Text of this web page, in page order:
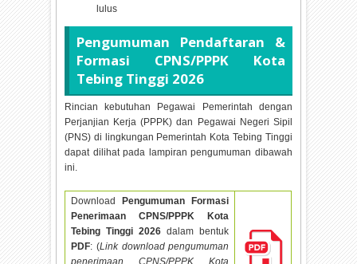
lulus
Pengumuman Pendaftaran &
Formasi CPNS/PPPK Kota
Tebing Tinggi 2026
Rincian kebutuhan Pegawai Pemerintah dengan
Perjanjian Kerja (PPPK) dan Pegawai Negeri Sipil
(PNS) di lingkungan Pemerintah Kota Tebing Tinggi
dapat dilihat pada lampiran pengumuman dibawah
ini.
Download
Pengumuman Formasi
Penerimaan CPNS/PPPK Kota
Tebing Tinggi2026 dalam bentuk
PDF: (Link download pengumuman